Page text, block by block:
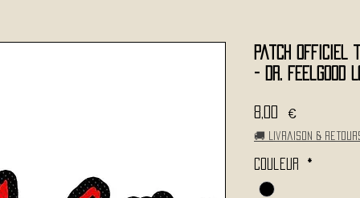
Patch Officiel
- Dr. Feelgood
8,00 €
🚚 Livraison &
Couleur *